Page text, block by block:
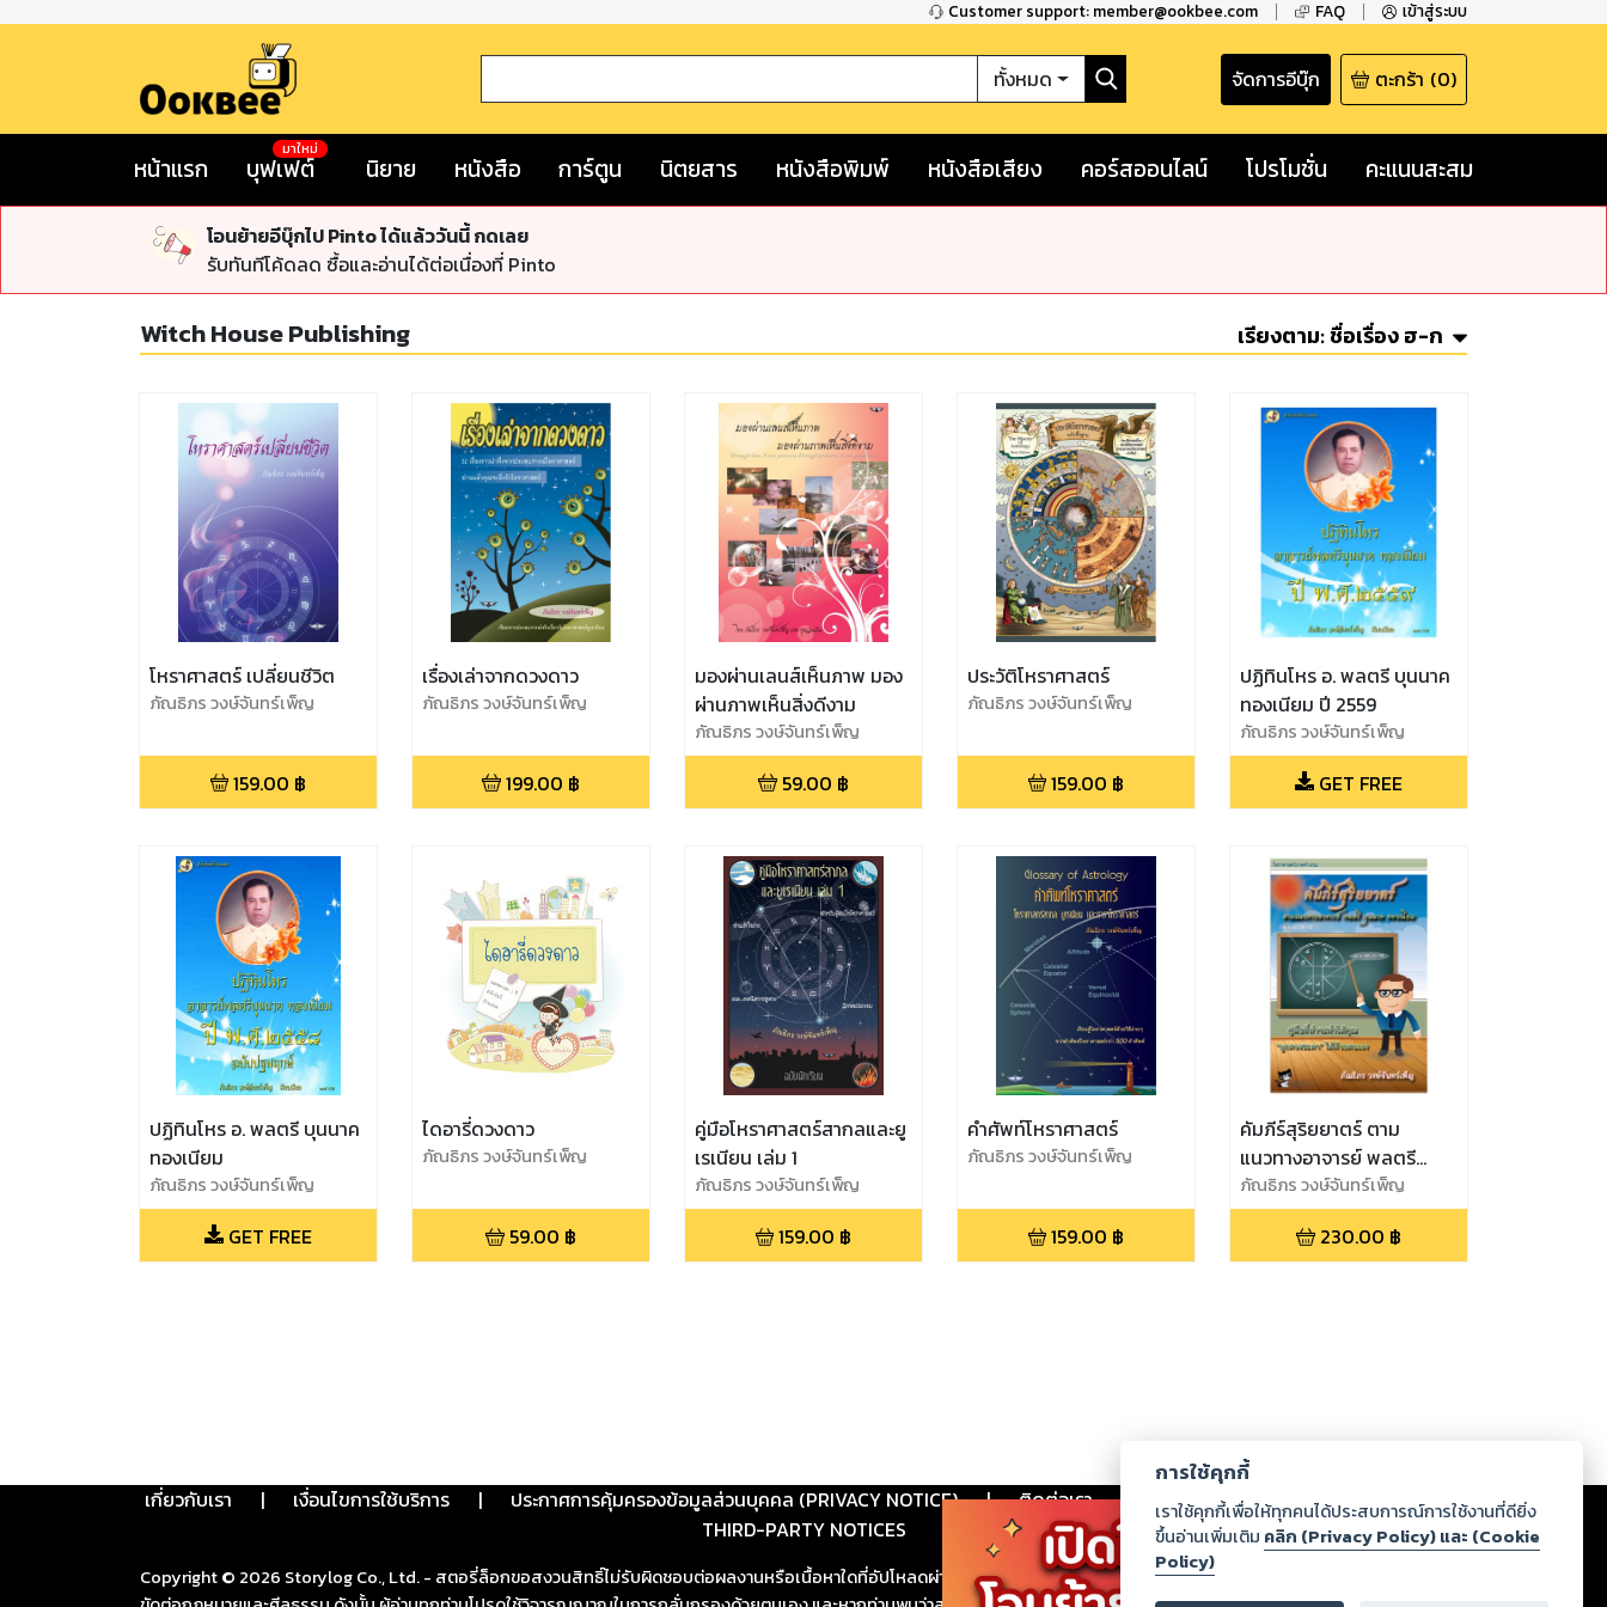
Customer support: member@ookbee.com FAQ เข้าสู่ระบบ
ทั้งหมด จัดการอีบุ๊ก ตะกร้า (0)
หน้าแรก บุฟเฟต์
มาใหม่
นิยาย หนังสือ การ์ตูน นิตยสาร หนังสือพิมพ์ หนังสือเสียง คอร์สออนไลน์ โปรโมชั่น คะแนนสะสม
โอนย้ายอีบุ๊กไป Pinto ได้แล้ววันนี้ กดเลย
รับทันทีโค้ดลด ซื้อและอ่านได้ต่อเนื่องที่ Pinto
Witch House Publishing เรียงตาม:ชื่อเรื่อง ฮ-ก
โหราศาสตร์ เปลี่ยนชีวิต
ภัณธิภร วงษ์จันทร์เพ็ญ
159.00 ฿
เรื่องเล่าจากดวงดาว
ภัณธิภร วงษ์จันทร์เพ็ญ
199.00 ฿
มองผ่านเลนส์เห็นภาพ มอง
ผ่านภาพเห็นสิ่งดีงาม
ภัณธิภร วงษ์จันทร์เพ็ญ
59.00 ฿
ประวัติโหราศาสตร์
ภัณธิภร วงษ์จันทร์เพ็ญ
159.00 ฿
ปฏิทินโหร อ. พลตรี บุนนาค
ทองเนียม ปี 2559
ภัณธิภร วงษ์จันทร์เพ็ญ
GET FREE
ปฏิทินโหร อ. พลตรี บุนนาค
ทองเนียม
ภัณธิภร วงษ์จันทร์เพ็ญ
GET FREE
ไดอารี่ดวงดาว
ภัณธิภร วงษ์จันทร์เพ็ญ
59.00 ฿
คู่มือโหราศาสตร์สากลและยู
เรเนียน เล่ม 1
ภัณธิภร วงษ์จันทร์เพ็ญ
159.00 ฿
คำศัพท์โหราศาสตร์
ภัณธิภร วงษ์จันทร์เพ็ญ
159.00 ฿
คัมภีร์สุริยยาตร์ ตาม
แนวทางอาจารย์ พลตรี
บุนนาค ทองเนียม
ภัณธิภร วงษ์จันทร์เพ็ญ
230.00 ฿
เกี่ยวกับเรา | เงื่อนไขการใช้บริการ | ประกาศการคุ้มครองข้อมูลส่วนบุคคล (PRIVACY NOTICE) | ติดต่อเรา ร่วมงานกับเรา ดาวน์โหลด
THIRD-PARTY NOTICES
Copyright © 2026 Storylog Co., Ltd. - สตอรี่ล็อกขอสงวนสิทธิ์ไม่รับผิดชอบต่อผลงานหรือเนื้อหาใดที่อัปโหลดผ่านเว็บไซต์และปรากฏว่าละเมิดสิทธิในทรัพย์สินทางปัญญาของบุคคลอื่นหรือ
การใช้คุกกี้
เราใช้คุกกี้เพื่อให้ทุกคนได้ประสบการณ์การใช้งานที่ดียิ่ง
ขึ้นอ่านเพิ่มเติม คลิก (Privacy Policy) และ (Cookie
Policy)